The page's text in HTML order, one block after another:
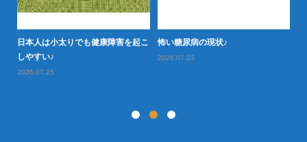
日本人は小太りでも健康障害を起こ
しやすい♪
2026.07.25
怖い糖尿病の現状♪
2026.07.23